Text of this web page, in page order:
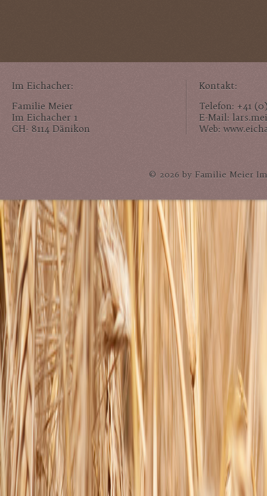
Im Eichacher:
Familie Meier
Im Eichacher 1
CH- 8114 Dänikon
Kontakt:
Telefon: +41
E-Mail:
Web:
© 2026 by Familie Meier